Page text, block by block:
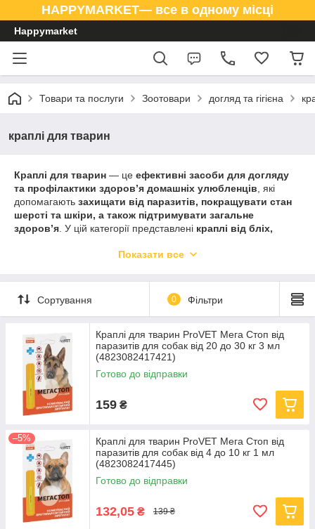
HAPPYMARKET— все в одному місці
Happymarket
Товари та послуги Зоотовари догляд та гігієна
краплі для тварин
Краплі для тварин — це ефективні засоби для догляду
та профілактики здоров’я домашніх улюбленців , які
допомагають захищати від паразитів, покращувати стан
шерсті та шкіри, а також підтримувати загальне
здоров’я . У цій категорії представлені краплі від бліх,
безпеку для улюбленців
Всі товари виготовлені збезпечних та перевірених
, що гарантуєздоров’я і комфорт тварини
щодня.
Показати все
Сортування 0 Фільтри
Краплі для тварин ProVET Мега Стоп від
паразитів для собак від 20 до 30 кг 3 мл
(4823082417421)
Готово до відправки
159 ₴
–5%
Краплі для тварин ProVET Мега Стоп від
паразитів для собак від 4 до 10 кг 1 мл
(4823082417445)
Готово до відправки
132,05 ₴ 139 ₴